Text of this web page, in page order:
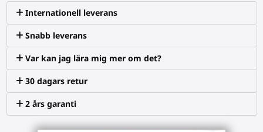
Internationell leverans
Snabb leverans
Var kan jag lära mig mer om det?
30 dagars retur
2 års garanti